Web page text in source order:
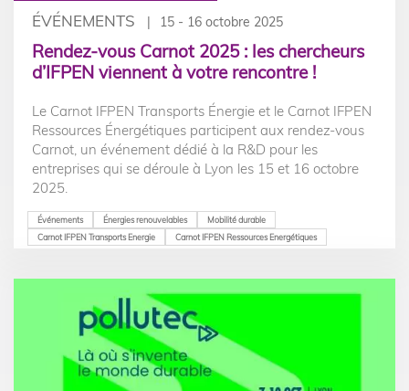
ÉVÉNEMENTS 15 - 16 octobre 2025
Rendez-vous Carnot 2025 : les chercheurs
d’IFPEN viennent à votre rencontre !
Le Carnot IFPEN Transports Énergie et le Carnot IFPEN
Ressources Énergétiques participent aux rendez-vous
Carnot, un événement dédié à la R&D pour les
entreprises qui se déroule à Lyon les 15 et 16 octobre
2025.
Événements Énergies renouvelables
Mobilité durable
Carnot IFPEN Transports Energie
Carnot IFPEN Ressources Energétiques